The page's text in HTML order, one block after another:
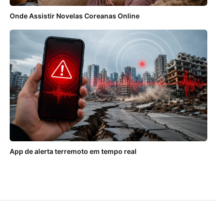
Onde Assistir Novelas Coreanas Online
App de alerta terremoto em tempo real